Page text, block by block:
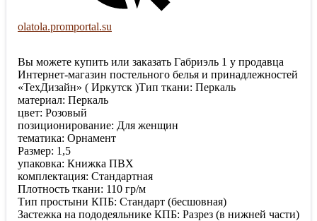
olatola.promportal.su
Вы можете купить или заказать Габриэль 1 у продавца
Интернет-магазин постельного белья и принадлежностей
«ТехДизайн» ( Иркутск )Тип ткани: Перкаль
материал: Перкаль
цвет: Розовый
позиционирование: Для женщин
тематика: Орнамент
Размер: 1,5
упаковка: Книжка ПВХ
комплектация: Стандартная
Плотность ткани: 110 гр/м
Тип простыни КПБ: Стандарт (бесшовная)
Застежка на пододеяльнике КПБ: Разрез (в нижней части)